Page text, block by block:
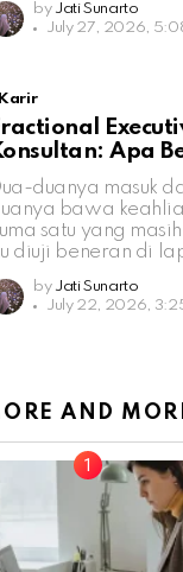
by Jati Sunarto
July 27, 2026,
Karir
Apa
duanya masuk
bawa
satu yang
diuji beneran di
by Jati Sunarto
July 22, 2026,
AND